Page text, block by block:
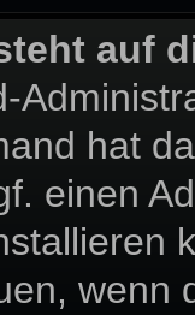
auf
hat
einen
wenn